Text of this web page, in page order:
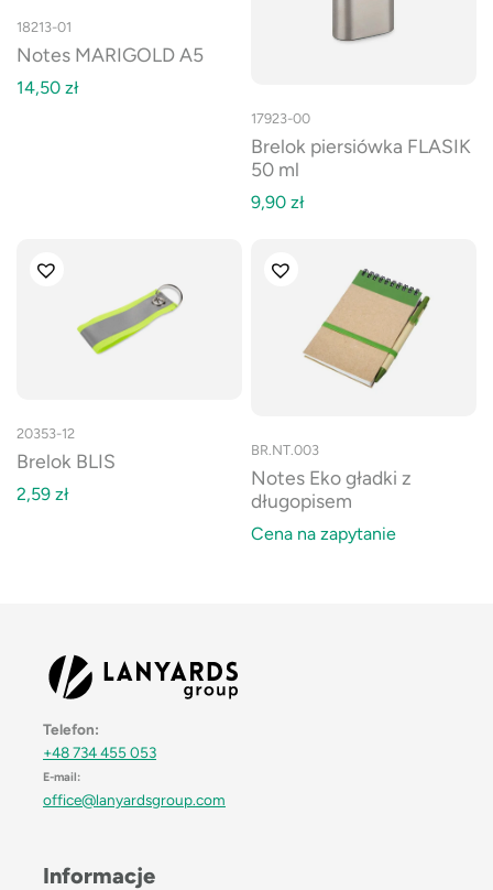
18213-01
Notes MARIGOLD A5
14,50 zł
17923-00
Brelok piersiówka FLASIK
50 ml
9,90 zł
20353-12
Brelok BLIS
2,59 zł
BR.NT.003
Notes Eko gładki z
długopisem
Cena na zapytanie
Telefon:
+48 734 455 053
E-mail:
office@lanyardsgroup.com
Informacje